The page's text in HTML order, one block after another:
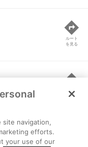
ルート
を見る
ルート
を見る
site navigation,
efforts.
your use of our